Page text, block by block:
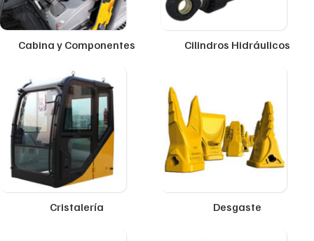
Cabina y Componentes Cilindros Hidráulicos
Cristalería Desgaste